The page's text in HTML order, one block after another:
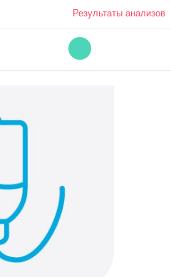
Результаты анализов